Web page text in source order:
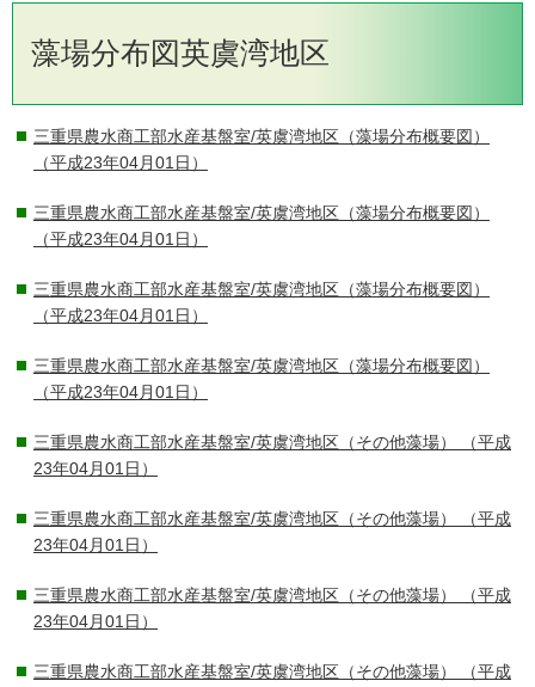
藻場分布図英虞湾地区
三重県農水商工部水産基盤室/英虞湾地区（藻場分布概要図）
（平成23年04月01日）
三重県農水商工部水産基盤室/英虞湾地区（藻場分布概要図）
（平成23年04月01日）
三重県農水商工部水産基盤室/英虞湾地区（藻場分布概要図）
（平成23年04月01日）
三重県農水商工部水産基盤室/英虞湾地区（藻場分布概要図）
（平成23年04月01日）
三重県農水商工部水産基盤室/英虞湾地区（その他藻場）
（平成
23年04月01日）
三重県農水商工部水産基盤室/英虞湾地区（その他藻場）
（平成
23年04月01日）
三重県農水商工部水産基盤室/英虞湾地区（その他藻場）
（平成
23年04月01日）
三重県農水商工部水産基盤室/英虞湾地区（その他藻場）
（平成